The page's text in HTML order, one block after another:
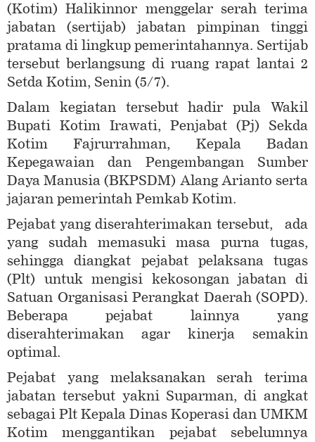
(Kotim) Halikinnor menggelar serah terima
jabatan (sertijab) jabatan pimpinan tinggi
pratama di lingkup pemerintahannya. Sertijab
tersebut berlangsung di ruang rapat lantai 2
Setda Kotim, Senin (5/7).
Dalam kegiatan tersebut hadir pula Wakil
Bupati Kotim Irawati, Penjabat (Pj) Sekda
Kotim Fajrurrahman, Kepala Badan
Kepegawaian dan Pengembangan Sumber
Daya Manusia (BKPSDM) Alang Arianto serta
jajaran pemerintah Pemkab Kotim.
Pejabat yang diserahterimakan tersebut, ada
yang sudah memasuki masa purna tugas,
sehingga diangkat pejabat pelaksana tugas
(Plt) untuk mengisi kekosongan jabatan di
Satuan Organisasi Perangkat Daerah (SOPD).
Beberapa pejabat lainnya yang
diserahterimakan agar kinerja semakin
optimal.
Pejabat yang melaksanakan serah terima
jabatan tersebut yakni Suparman, di angkat
sebagai Plt Kepala Dinas Koperasi dan UMKM
Kotim menggantikan pejabat sebelumnya